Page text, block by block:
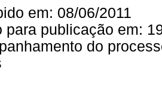
em: 08/06/2011
para publicação em:
do